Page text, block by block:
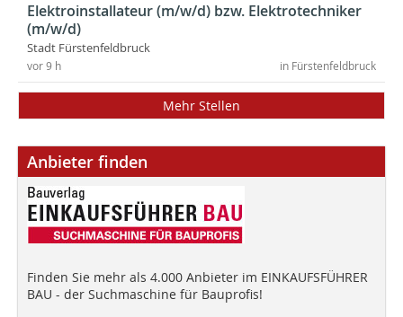
Elektroinstallateur (m/w/d) bzw. Elektrotechniker
(m/w/d)
Stadt Fürstenfeldbruck
in Fürstenfeldbruck
vor 9 h
Mehr Stellen
Anbieter finden
Finden Sie mehr als 4.000 Anbieter im EINKAUFSFÜHRER
BAU - der Suchmaschine für Bauprofis!